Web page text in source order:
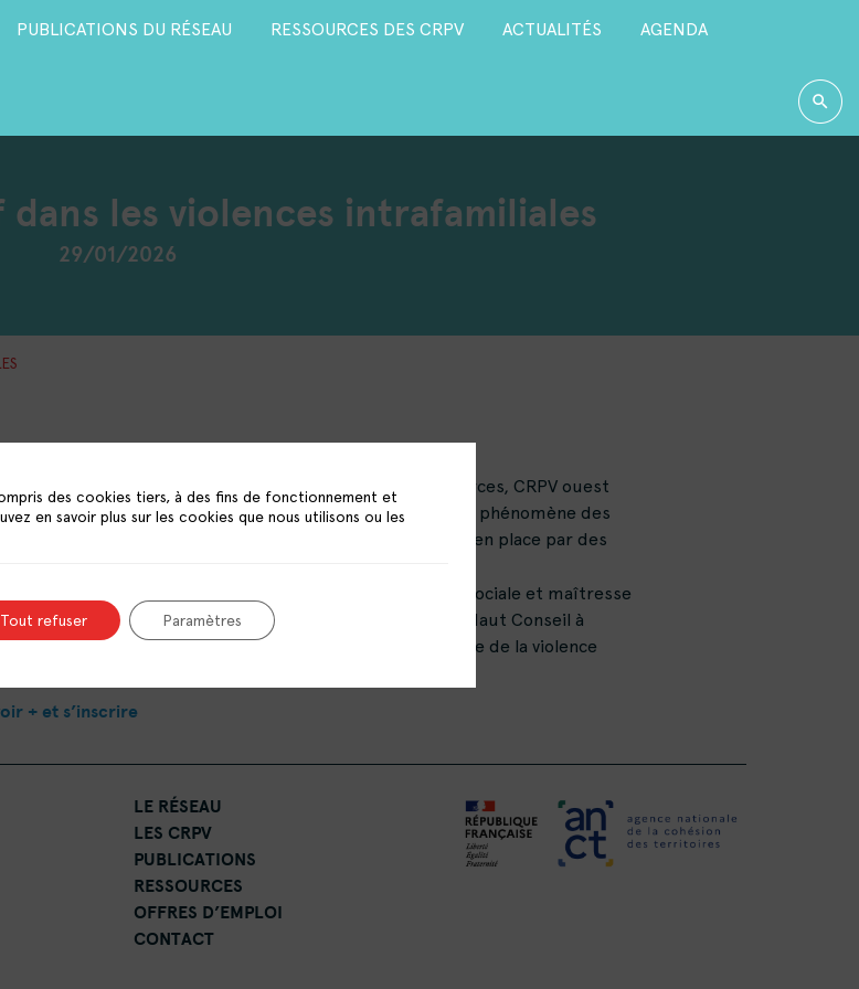
PUBLICATIONS DU RÉSEAU RESSOURCES DES CRPV ACTUALITÉS
AGENDA
les violences intrafamiliales
29/01/2026
cadre du cycle « Jeunesse et violences », le Pôle ressources, CRPV ouest
propose le temps #3, autour de la compréhension du phénomène des
intrafamiliales, pour réfléchir à des outils d’action mis en place par des
, docteure en psychologie sociale et maîtresse
HDR à l’université Paris-Nanterre, membre du Haut Conseil à
entre les Femmes et les Hommes, experte internationale de la violence
+ et s’inscrire
LE RÉSEAU
LES CRPV
PUBLICATIONS
RESSOURCES
OFFRES D’EMPLOI
CONTACT
des cookies tiers, à des fins de fonctionnement et
en savoir plus sur les cookies que nous utilisons ou les
Tout refuser Paramètres